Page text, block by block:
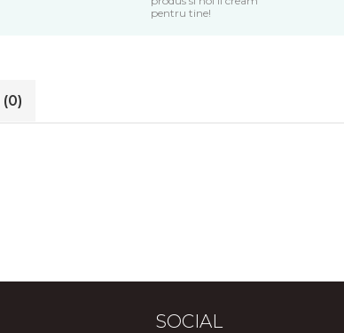
pentru tine!
(0)
SOCIAL